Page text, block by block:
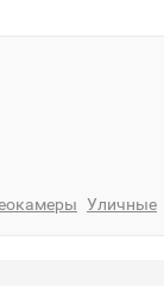
Уличные